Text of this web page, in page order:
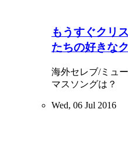
もうすぐクリ
たちの好きな
海外セレブ/ミュ
マスソングは？
Wed, 06 Jul 2016